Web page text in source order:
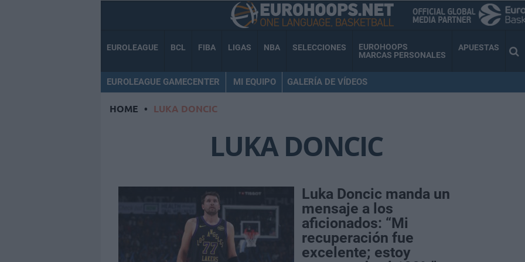
EUROLEAGUE BCL FIBA LIGAS NBA SELECCIONES
EUROHOOPS
MARCAS PERSONALES
APUESTAS
EUROLEAGUE GAMECENTER MI EQUIPO GALERÍA DE VÍDEOS
HOME • LUKA DONCIC
LUKA DONCIC
Luka Doncic manda un
mensaje a los
aficionados: “Mi
recuperación fue
excelente; estoy